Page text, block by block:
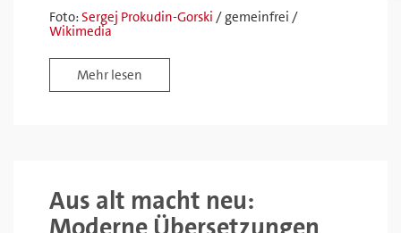
Foto: Sergej Prokudin-Gorski / gemeinfrei /
Wikimedia
Mehr lesen
Aus alt macht neu: